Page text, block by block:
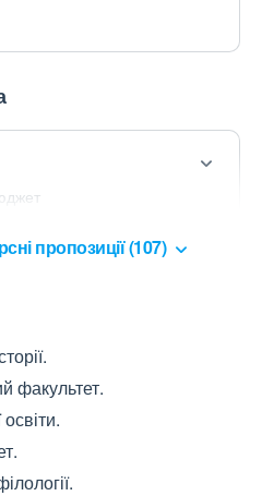
пропозиції (107)
факультет.